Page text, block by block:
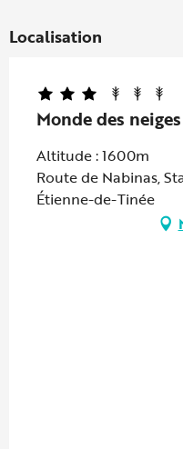
Localisation
Monde des neiges
Altitude : 1600m
Route de Nabinas,
Étienne-de-Tinée